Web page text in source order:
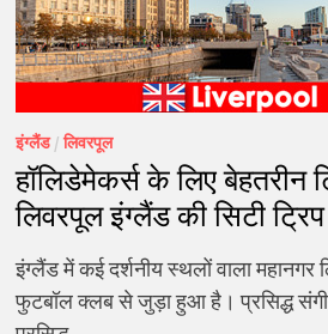
इंग्लैंड/लिवरपूल
हॉलिडेमेकर्स के लिए बेहतरीन
लिवरपूल इंग्लैंड की सिटी ट्रिप
इंग्लैंड में कई दर्शनीय स्थलों वाला
फुटबॉल क्लब से जुड़ा हुआ है। प्रसिद्ध